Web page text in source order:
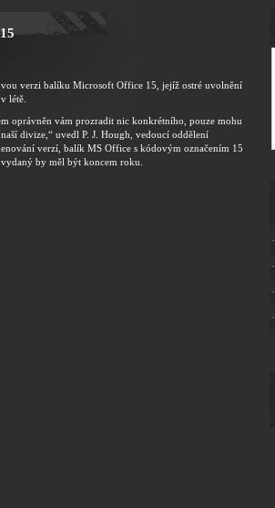
verzi balíku Microsoft Office 15, jejíž ostré uvolnění
létě.
oprávněn vám prozradit nic konkrétního, pouze mohu
divize,“ uvedl P. J. Hough, vedoucí oddělení
verzí, balík MS Office s kódovým označením 15
by měl být koncem roku.